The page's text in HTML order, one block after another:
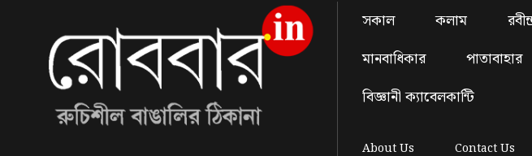
সকাল কলাম
মানবাধিকার
পাতাবাহার
বিজ্ঞানী ক্যাবেলকান্টি
About Us Contact Us